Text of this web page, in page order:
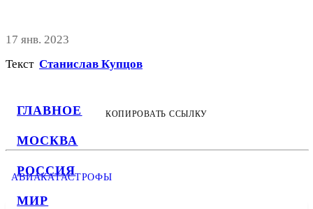
ГЛАВНОЕ
МОСКВА
РОССИЯ
МИР
17 янв. 2023
Текст Станислав Купцов
КОПИРОВАТЬ ССЫЛКУ
АВИАКАТАСТРОФЫ